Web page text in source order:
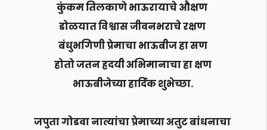
कुंकम तिलकाणे भाऊरायाचे औक्षण
डोळयात विश्वास जीवनभराचे रक्षण
बंधुभगिणी प्रेमाचा भाऊबीज हा सण
होतो जतन ह्रदयी अभिमानाचा हा क्षण
भाऊबीजेच्या हार्दिक शुभेच्छा.
जपुता गोडवा नात्यांचा प्रेमाच्या अतुट बांधनाचा